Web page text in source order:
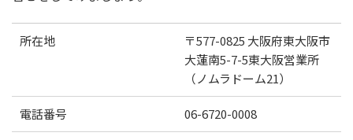
所在地
〒577-0825 大阪府東大阪市
大蓮南5-7-5東大阪営業所
（ノムラドーム21）
電話番号 06-6720-0008